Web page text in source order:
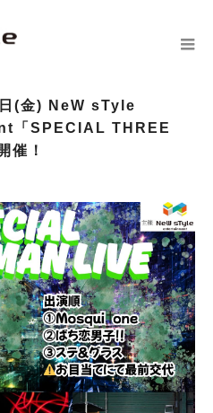
(金) NeW sTyle
「SPECIAL THREE
催！